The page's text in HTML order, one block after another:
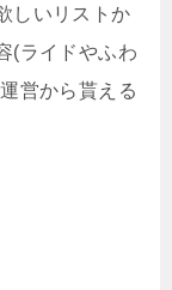
しいリストか
(ライドやふわ
営から貰える